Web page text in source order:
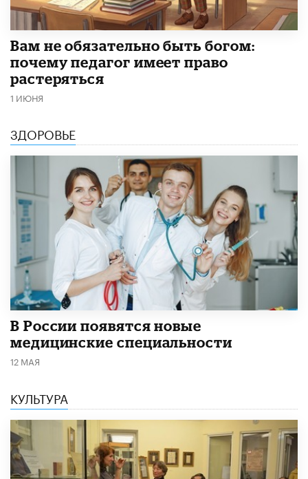
​Вам не обязательно быть богом:
почему педагог имеет право
растеряться
1 ИЮНЯ
ЗДОРОВЬЕ
В России появятся новые
медицинские специальности
12 МАЯ
КУЛЬТУРА